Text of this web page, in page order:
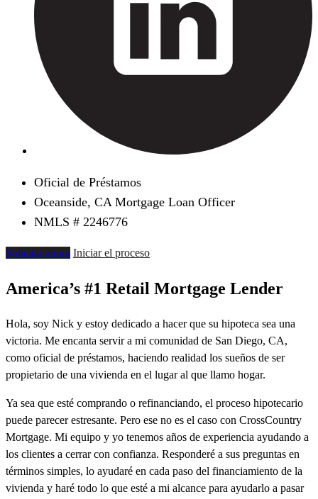
Oficial de Préstamos
Oceanside, CA Mortgage Loan Officer
NMLS # 2246776
Solicitar ahora Iniciar el proceso
America’s #1 Retail Mortgage Lender
Hola, soy Nick y estoy dedicado a hacer que su hipoteca sea una
victoria. Me encanta servir a mi comunidad de San Diego, CA,
como oficial de préstamos, haciendo realidad los sueños de ser
propietario de una vivienda en el lugar al que llamo hogar.
Ya sea que esté comprando o refinanciando, el proceso hipotecario
puede parecer estresante. Pero ese no es el caso con CrossCountry
Mortgage. Mi equipo y yo tenemos años de experiencia ayudando a
los clientes a cerrar con confianza. Responderé a sus preguntas en
términos simples, lo ayudaré en cada paso del financiamiento de la
vivienda y haré todo lo que esté a mi alcance para ayudarlo a pasar